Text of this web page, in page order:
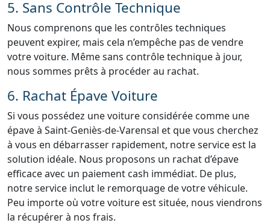
5. Sans Contrôle Technique
Nous comprenons que les contrôles techniques
peuvent expirer, mais cela n’empêche pas de vendre
votre voiture. Même sans contrôle technique à jour,
nous sommes prêts à procéder au rachat.
6. Rachat Épave Voiture
Si vous possédez une voiture considérée comme une
épave à Saint-Geniès-de-Varensal et que vous cherchez
à vous en débarrasser rapidement, notre service est la
solution idéale. Nous proposons un rachat d’épave
efficace avec un paiement cash immédiat. De plus,
notre service inclut le remorquage de votre véhicule.
Peu importe où votre voiture est située, nous viendrons
la récupérer à nos frais.